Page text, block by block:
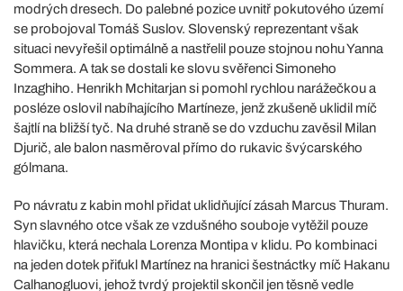
modrých dresech. Do palebné pozice uvnitř pokutového území
se probojoval Tomáš Suslov. Slovenský reprezentant však
situaci nevyřešil optimálně a nastřelil pouze stojnou nohu Yanna
Sommera. A tak se dostali ke slovu svěřenci Simoneho
Inzaghiho. Henrikh Mchitarjan si pomohl rychlou narážečkou a
posléze oslovil nabíhajícího Martíneze, jenž zkušeně uklidil míč
šajtlí na bližší tyč. Na druhé straně se do vzduchu zavěsil Milan
Djurič, ale balon nasměroval přímo do rukavic švýcarského
gólmana.
Po návratu z kabin mohl přidat uklidňující zásah Marcus Thuram.
Syn slavného otce však ze vzdušného souboje vytěžil pouze
hlavičku, která nechala Lorenza Montipa v klidu. Po kombinaci
na jeden dotek přiťukl Martínez na hranici šestnáctky míč Hakanu
Calhanogluovi, jehož tvrdý projektil skončil jen těsně vedle